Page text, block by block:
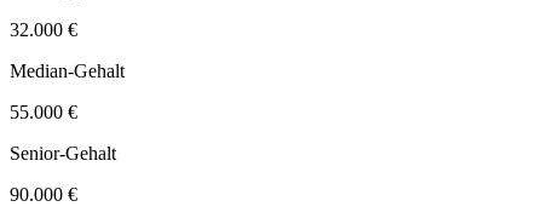
32.000 €
Median-Gehalt
55.000 €
Senior-Gehalt
90.000 €